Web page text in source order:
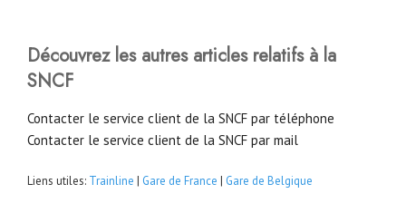
Découvrez les autres articles relatifs à la
SNCF
Contacter le service client de la SNCF par téléphone
Contacter le service client de la SNCF par mail
Liens utiles: Trainline | Gare de France | Gare de Belgique